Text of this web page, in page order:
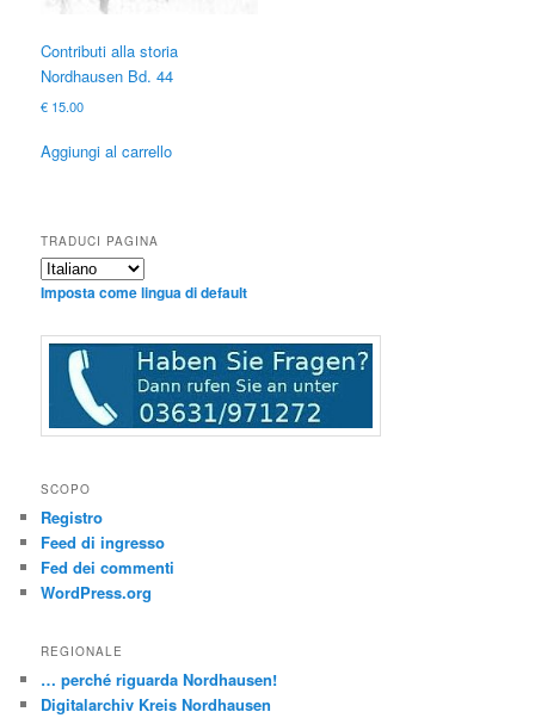
Contributi alla storia
Nordhausen Bd. 44
€ 15.00
Aggiungi al carrello
TRADUCI PAGINA
Imposta come lingua di default
SCOPO
Registro
Feed di ingresso
Fed dei commenti
WordPress.org
REGIONALE
… perché riguarda Nordhausen!
Digitalarchiv Kreis Nordhausen